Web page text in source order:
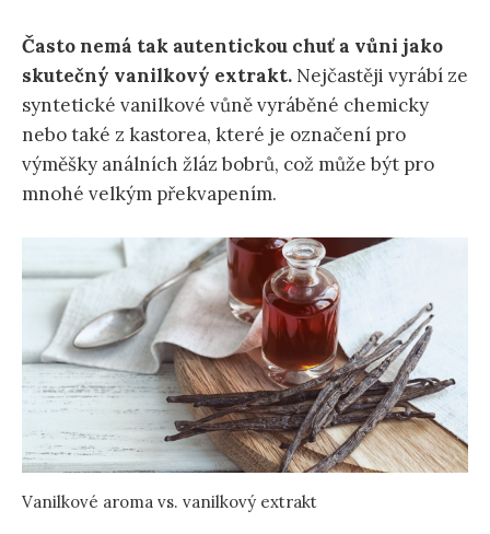
Často nemá tak autentickou chuť a vůni jako
skutečný vanilkový extrakt. Nejčastěji vyrábí ze
syntetické vanilkové vůně vyráběné chemicky
nebo také z kastorea, které je označení pro
výměšky análních žláz bobrů, což může být pro
mnohé velkým překvapením.
Vanilkové aroma vs. vanilkový extrakt